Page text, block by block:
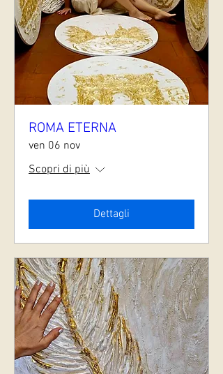
ROMA ETERNA
ven 06 nov
Scopri di più
Dettagli